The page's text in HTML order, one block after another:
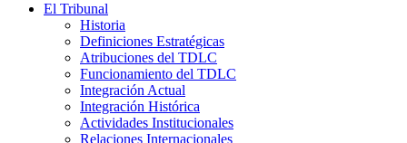
El Tribunal
Historia
Definiciones Estratégicas
Atribuciones del TDLC
Funcionamiento del TDLC
Integración Actual
Integración Histórica
Actividades Institucionales
Relaciones Internacionales